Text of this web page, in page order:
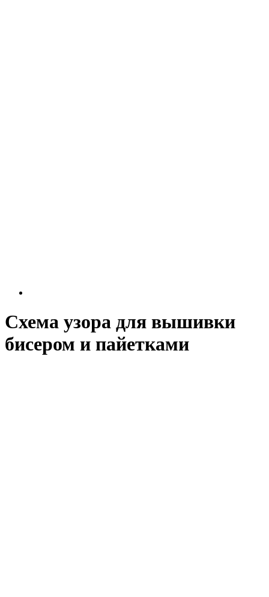
Схема узора для вышивки
бисером и пайетками